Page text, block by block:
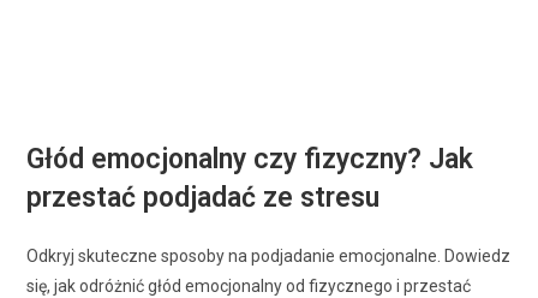
Głód emocjonalny czy fizyczny? Jak
przestać podjadać ze stresu
Odkryj skuteczne sposoby na podjadanie emocjonalne. Dowiedz
się, jak odróżnić głód emocjonalny od fizycznego i przestać